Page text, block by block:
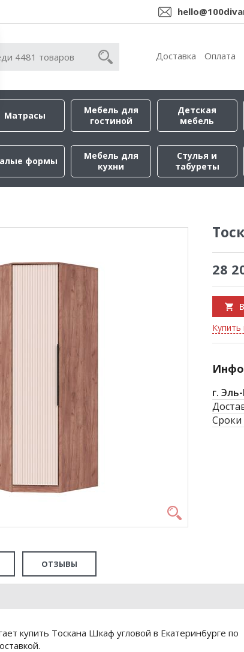
Доставка Оплата
Матрасы
Мебель для
гостиной
Детская
мебель
формы
Мебель для
кухни
Стулья и
табуреты
28
Купить
г.
Сроки
ОТЗЫВЫ
купить Тоскана Шкаф угловой в Екатеринбурге по